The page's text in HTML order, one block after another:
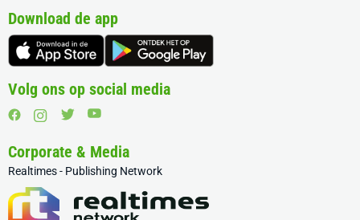
Download de app
Volg ons op social media
Corporate & Media
Realtimes - Publishing Network